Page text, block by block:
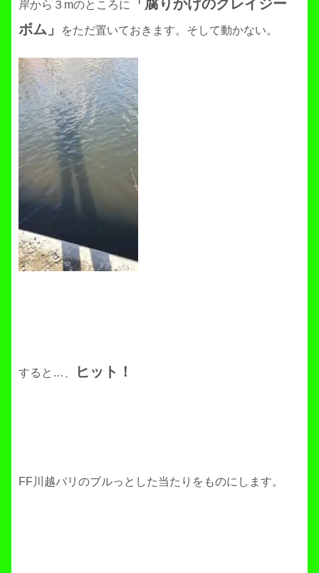
岸から３mのところに
「腐りかけのクレイジー
ボム」
をただ置いておきます。そして動かない。
すると…、 ヒット！
FF川越バリのブルっとした当たりをものにします。